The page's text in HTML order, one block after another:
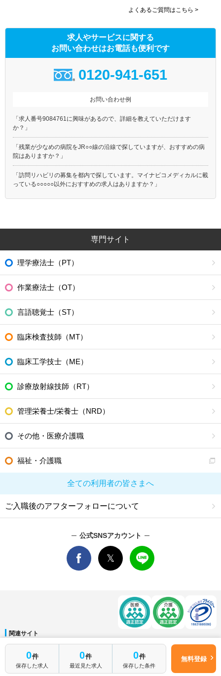
0件
保存した求人
0件
最近見た求人
0件
保存した条件
無料登録
よくあるご質問はこちら >
求人やサービスに関する
お問い合わせはお電話も便利です
0120-941-651
お問い合わせ例
「求人番号9084761に興味があるので、詳細を教えていただけます
か？」
「残業が少なめの病院をJR○○線の沿線で探していますが、おすすめの病
院はありますか？」
「訪問リハビリの募集を都内で探しています。マイナビコメディカルに載
っている○○○○○以外におすすめの求人はありますか？」
専門サイト
理学療法士（PT）
作業療法士（OT）
言語聴覚士（ST）
臨床検査技師（MT）
臨床工学技士（ME）
診療放射線技師（RT）
管理栄養士/栄養士（NRD）
その他・医療介護職
福祉・介護職
全ての利用者の皆さまへ
ご入職後のアフターフォローについて
公式SNSアカウント
無料転職サポートに申し込む
はじめて転職
関連サイト
マイナビDOCTOR│マイナビ看護師│マイナビ薬剤師│マイナビ保育士
運営会社
会社概要│ ご利用規約 個人情報保護方針 サイトマップ│お問い合わせ